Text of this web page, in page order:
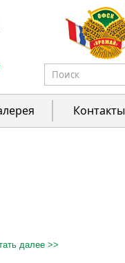
Форма поиска
Контакты
далее >>